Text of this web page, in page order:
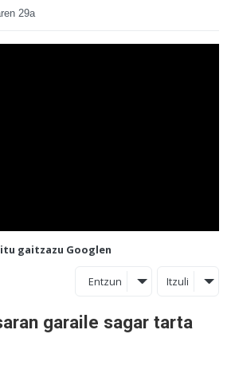
29a
gaitzazu Googlen
Entzun Itzuli
garaile sagar tarta